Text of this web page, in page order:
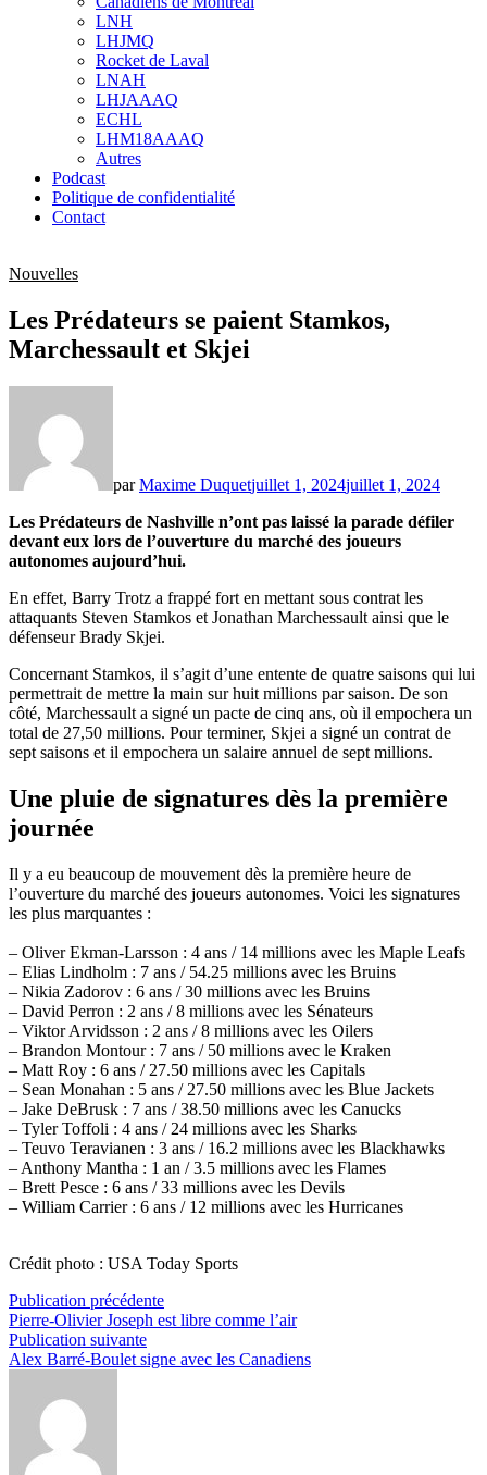
sub
menu
LNH
LHJMQ
Rocket de Laval
LNAH
LHJAAAQ
ECHL
LHM18AAAQ
Autres
Podcast
Politique de confidentialité
Contact
Nouvelles
Les Prédateurs se paient Stamkos,
Marchessault et Skjei
parMaxime Duquetjuillet 1, 2024juillet 1, 2024
Les Prédateurs de Nashville n’ont pas laissé la parade défiler
devant eux lors de l’ouverture du marché des joueurs
autonomes aujourd’hui.
En effet, Barry Trotz a frappé fort en mettant sous contrat les
attaquants Steven Stamkos et Jonathan Marchessault ainsi que le
défenseur Brady Skjei.
Concernant Stamkos, il s’agit d’une entente de quatre saisons qui lui
permettrait de mettre la main sur huit millions par saison. De son
côté, Marchessault a signé un pacte de cinq ans, où il empochera un
total de 27,50 millions. Pour terminer, Skjei a signé un contrat de
sept saisons et il empochera un salaire annuel de sept millions.
Une pluie de signatures dès la première
journée
Il y a eu beaucoup de mouvement dès la première heure de
l’ouverture du marché des joueurs autonomes. Voici les signatures
les plus marquantes :
– Oliver Ekman-Larsson : 4 ans / 14 millions avec les Maple Leafs
– Elias Lindholm : 7 ans / 54.25 millions avec les Bruins
– Nikia Zadorov : 6 ans / 30 millions avec les Bruins
– David Perron : 2 ans / 8 millions avec les Sénateurs
– Viktor Arvidsson : 2 ans / 8 millions avec les Oilers
– Brandon Montour : 7 ans / 50 millions avec le Kraken
– Matt Roy : 6 ans / 27.50 millions avec les Capitals
– Sean Monahan : 5 ans / 27.50 millions avec les Blue Jackets
– Jake DeBrusk : 7 ans / 38.50 millions avec les Canucks
– Tyler Toffoli : 4 ans / 24 millions avec les Sharks
– Teuvo Teravianen : 3 ans / 16.2 millions avec les Blackhawks
– Anthony Mantha : 1 an / 3.5 millions avec les Flames
– Brett Pesce : 6 ans / 33 millions avec les Devils
– William Carrier : 6 ans / 12 millions avec les Hurricanes
Crédit photo : USA Today Sports
Navigation
de
l’article
Publication précédentePublication
précédente :
Pierre-Olivier Joseph est libre comme l’air
Publication suivantePublication
suivante :
Alex Barré-Boulet signe avec les Canadiens